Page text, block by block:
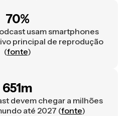
70%
usam smartphones
principal de reprodução
(fonte)
651m
devem chegar a milhões
até 2027 (fonte)